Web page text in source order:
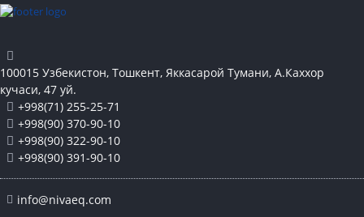
100015 Узбекистон, Тошкент, Яккасарой Тумани, А.Каххор
кучаси, 47 уй.
+998(71) 255-25-71
+998(90) 370-90-10
+998(90) 322-90-10
+998(90) 391-90-10
info@nivaeq.com